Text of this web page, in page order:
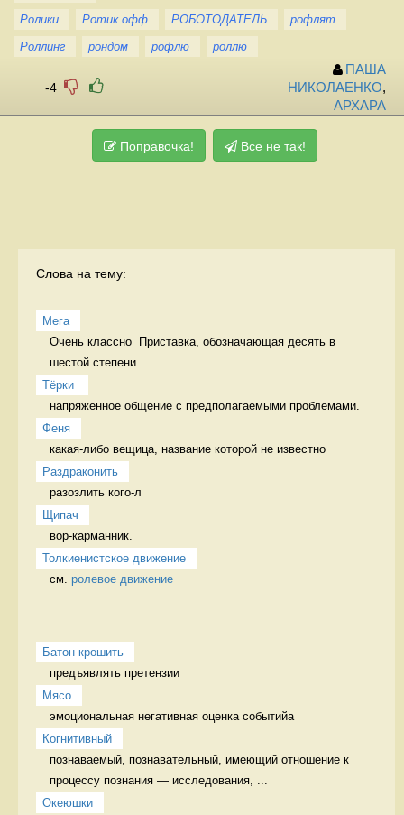
Ролики
Ротик офф РОБОТОДАТЕЛЬ
рофлят
Роллинг
рондом рофлю роллю
-4
ПАША
НИКОЛАЕНКО,
АРХАРА
Поправочка! Все не так!
Слова на тему:
Мега
Очень классно  Приставка, обозначающая десять в
шестой степени
Тёрки
напряженное общение с предполагаемыми проблемами.
Феня
какая-либо вещица, название которой не известно
Раздраконить
разозлить кого-л
Щипач
вор-карманник.
Толкиенистское движение
см. ролевое движение
Батон крошить
предъявлять претензии
Мясо
эмоциональная негативная оценка событийа
Когнитивный
познаваемый, познавательный, имеющий отношение к
процессу познания — исследования, ...
Океюшки